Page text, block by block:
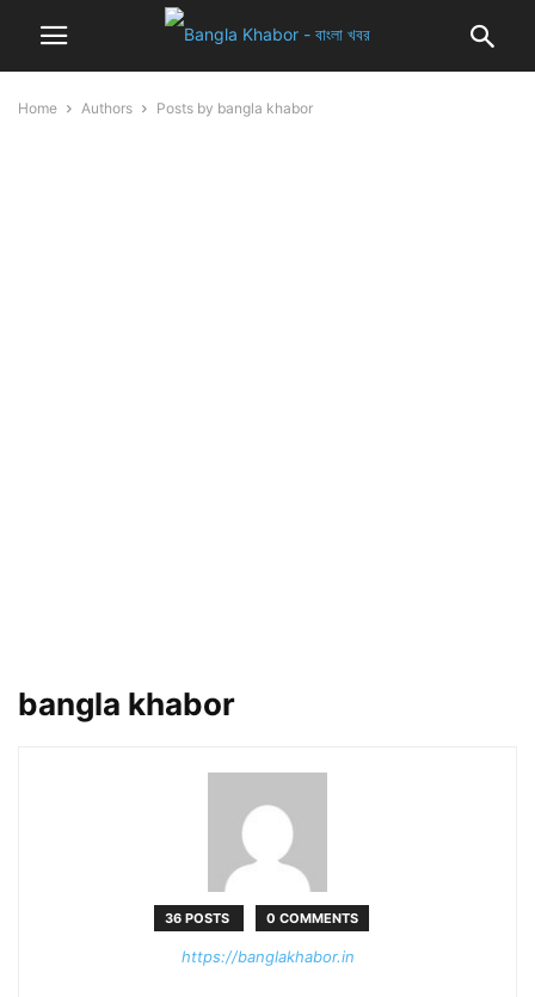
Home Authors Posts by bangla khabor
bangla khabor
36 POSTS 0 COMMENTS
https://banglakhabor.in